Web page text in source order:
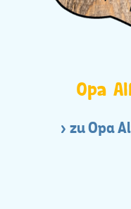
Opa
zu Opa